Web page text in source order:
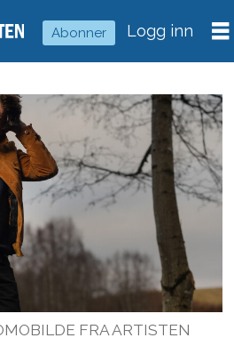
Abonner Logg inn
FRA ARTISTEN